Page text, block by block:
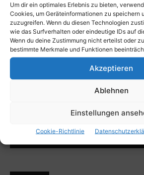
Um dir ein optimales Erlebnis zu bieten,
Cookies, um Geräteinformationen zu speichern
zuzugreifen. Wenn du diesen Technologien
wie das Surfverhalten oder eindeutige IDs auf
Wenn du deine Zustimmung nicht erteilst oder
bestimmte Merkmale und Funktionen
Akzeptieren
Ablehnen
Einstellungen
Cookie-Richtlinie
Desinfektionsmittel selbst herstellen
Covid
Bekomme alles zuerst mit!